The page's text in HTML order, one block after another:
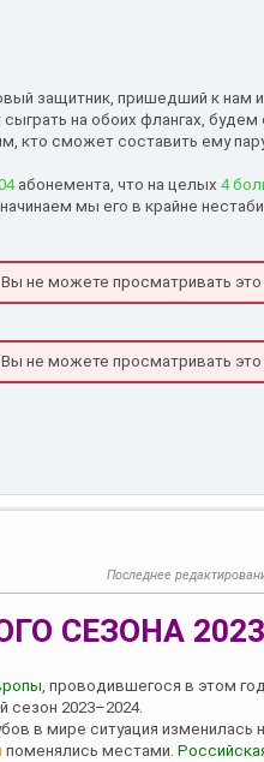
защитник, пришедший к нам
на обоих флангах, будем
кто сможет составить ему
абонемента, что на целых 4
начинаем мы его в крайне
Вы не можете просматривать
Вы не можете просматривать
Последнее
СЕЗОНА
, проводившегося в этом
сезон 2023–2024.
в мире ситуация изменилась
поменялись местами.